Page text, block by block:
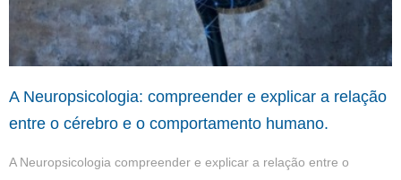
A Neuropsicologia: compreender e explicar a relação
entre o cérebro e o comportamento humano.
A Neuropsicologia compreender e explicar a relação entre o